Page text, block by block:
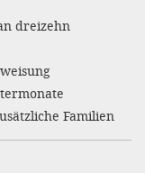
dreizehn
Familien
Impressum